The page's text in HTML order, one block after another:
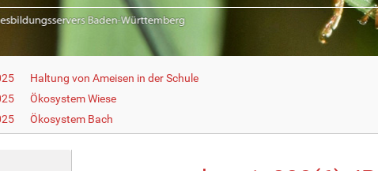
Haltung von Ameisen in der Schule
Ökosystem Wiese
Ökosystem Bach